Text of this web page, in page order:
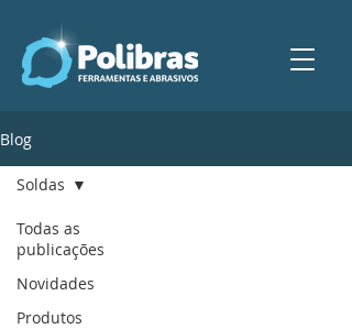
Blog
Todas as
publicações
Novidades
Produtos
Soldas
Soldas